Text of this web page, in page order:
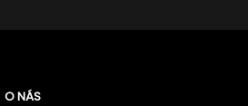
O NÁS